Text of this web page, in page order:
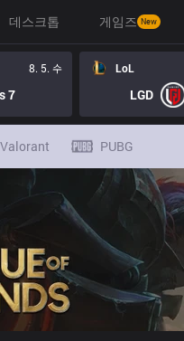
데스크톱 게임즈 New
8. 5. 수
7
LoL
LGD
Valorant PUBG